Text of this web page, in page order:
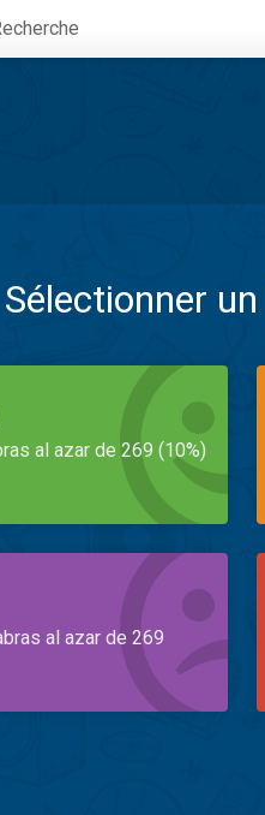
Sélectionner
al azar de 269 (10%)
al azar de 269